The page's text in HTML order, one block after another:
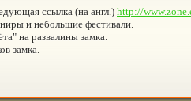
ссылка (на англ.)http://
и небольшие фестивали.
на развалины замка.
замка.